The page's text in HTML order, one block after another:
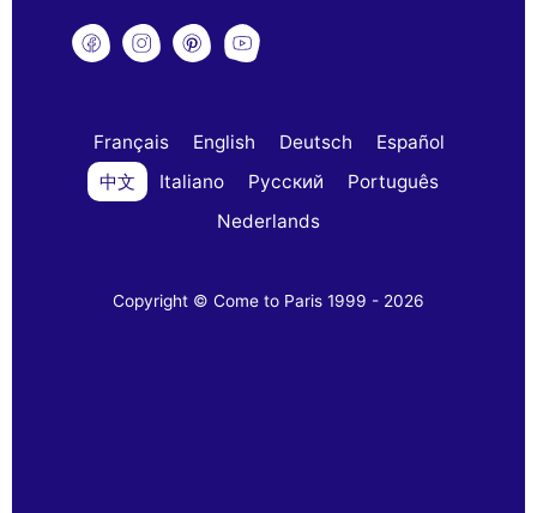
Français English Deutsch
Español
中文
Italiano Русский
Português
Nederlands
Copyright © Come to Paris 1999 - 2026